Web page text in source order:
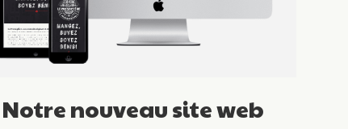
Notre nouveau site web